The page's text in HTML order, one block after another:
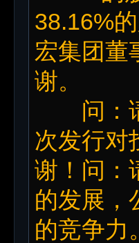
38.16%
宏集团董
谢。
问：请
次发行对
谢！问：
的发展，
的竞争力